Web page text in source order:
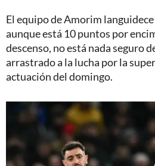
El equipo de Amorim
aunque está 10 puntos por
descenso, no está nada seguro
arrastrado a la lucha por la
actuación del domingo.